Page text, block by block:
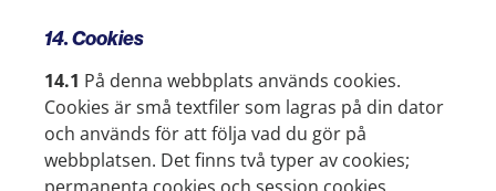
14. Cookies
14.1 På denna webbplats används cookies.
Cookies är små textfiler som lagras på din dator
och används för att följa vad du gör på
webbplatsen. Det finns två typer av cookies;